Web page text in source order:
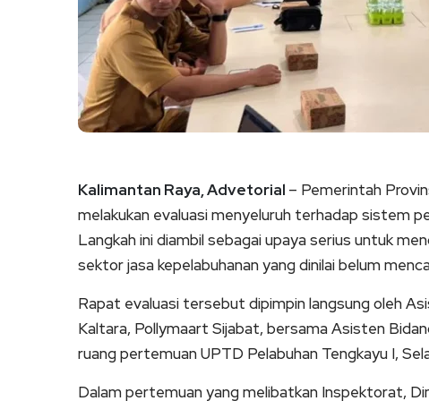
Kalimantan Raya, Advetorial – Pemerintah
melakukan evaluasi menyeluruh terhadap sistem
Langkah ini diambil sebagai upaya serius untuk
sektor jasa kepelabuhanan yang dinilai belum
Rapat evaluasi tersebut dipimpin langsung oleh
Kaltara, Pollymaart Sijabat, bersama Asisten
ruang pertemuan UPTD Pelabuhan Tengkayu I,
Dalam pertemuan yang melibatkan Inspektorat,